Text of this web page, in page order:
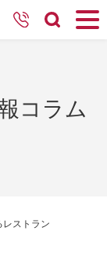
コラム
ストラン